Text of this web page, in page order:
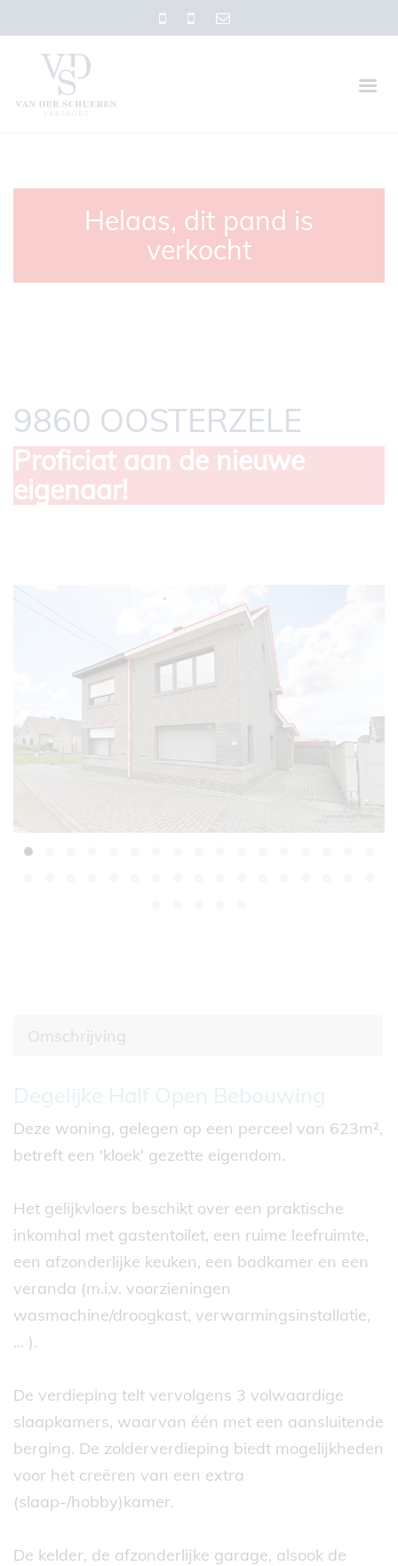
Helaas, dit pand is
verkocht
9860 OOSTERZELE
Proficiat aan de nieuwe
eigenaar!
Omschrijving
Omschrijving
Degelijke Half Open Bebouwing
Deze woning, gelegen op een perceel van 623m²,
betreft een 'kloek' gezette eigendom.
Het gelijkvloers beschikt over een praktische
inkomhal met gastentoilet, een ruime leefruimte,
een afzonderlijke keuken, een badkamer en een
veranda (m.i.v. voorzieningen
wasmachine/droogkast, verwarmingsinstallatie,
... ).
De verdieping telt vervolgens 3 volwaardige
slaapkamers, waarvan één met een aansluitende
berging. De zolderverdieping biedt mogelijkheden
voor het creëren van een extra
(slaap-/hobby)kamer.
De kelder, de afzonderlijke garage, alsook de